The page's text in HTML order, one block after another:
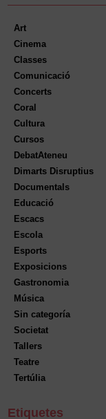
Art
Cinema
Classes
Comunicació
Concerts
Coral
Cultura
Cursos
DebatAteneu
Dimarts Disruptius
Documentals
Educació
Escacs
Escola
Esports
Exposicions
Gastronomia
Música
Sin categoría
Societat
Tallers
Teatre
Tertúlia
Etiquetes